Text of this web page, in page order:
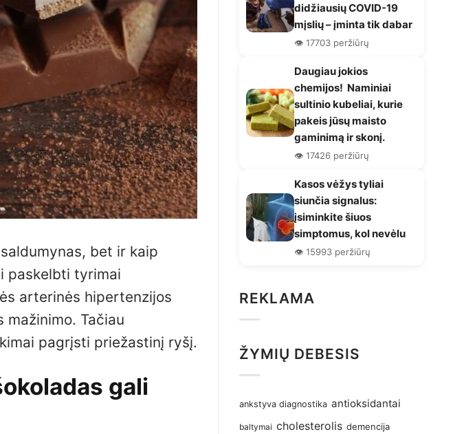
bet ir kaip
paskelbti tyrimai
arterinės hipertenzijos
Tačiau
pagrįsti priežastinį ryšį.
gali
didžiausių COVID-19
mįslių – įminta tik dabar
👁️ 17703 peržiūrų
Daugiau jokios
chemijos! Naminiai
sultinio kubeliai, kurie
pakeis jūsų maisto
gaminimą ir skonį.
👁️ 17426 peržiūrų
Kasos vėžys tyliai
siunčia signalus:
įsiminkite šiuos
simptomus, kol nevėlu
👁️ 15993 peržiūrų
REKLAMA
ŽYMIŲ DEBESIS
ankstyva diagnostika antioksidantai
baltymai cholesterolis demencija